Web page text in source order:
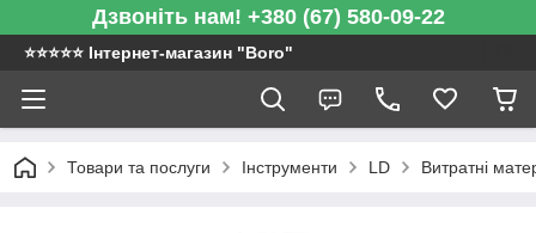
Дзвоніть нам! +380 (67) 580-09-22
⭐️⭐️⭐️⭐️⭐️ Інтернет-магазин "Boro"
Товари та послуги Інструменти LD Витратні